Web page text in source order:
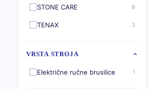
STONE CARE 8
TENAX 3
VRSTA STROJA
Električne ručne brusilice 1